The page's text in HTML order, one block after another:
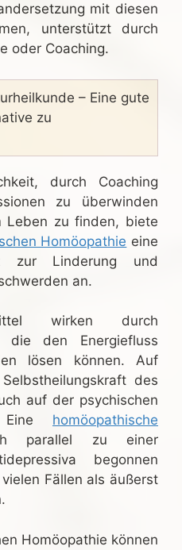
mit diesen
unterstützt durch
oder Coaching.
– Eine gute
zu
durch Coaching
zu überwinden
Leben zu finden, biete
Homöopathie eine
zur Linderung und
an.
wirken durch
die den Energiefluss
lösen können. Auf
des
auf der psychischen
Eine homöopathische
parallel zu einer
begonnen
Fällen als äußerst
Homöopathie können